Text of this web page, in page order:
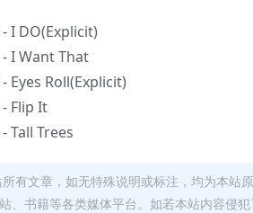
I DO(Explicit)
- I Want That
Eyes Roll(Explicit)
- Flip It
Tall Trees
有文章，如无特殊说明或标注，均为本站
、书籍等各类媒体平台。如若本站内容侵